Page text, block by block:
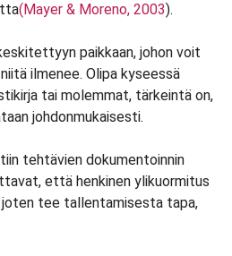
(Mayer & Moreno, 2003).
paikkaan, johon voit
ilmenee. Olipa kyseessä
tai molemmat, tärkeintä on,
johdonmukaisesti.
tehtävien dokumentoinnin
että henkinen ylikuormitus
tee tallentamisesta tapa,